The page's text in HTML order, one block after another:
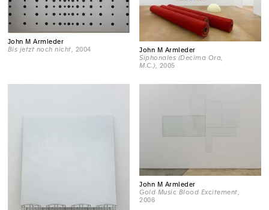
John M Armleder
Bis jetzt noch nicht , 2004
John M Armleder
Siphonales (Decima Ora,
M.C.) , 2005
John M Armleder
Gold Music Blood Excitement
2006